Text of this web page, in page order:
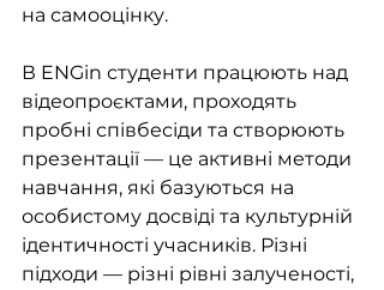
на самооцінку.
В ENGin студенти працюють над
відеопроєктами, проходять
пробні співбесіди та створюють
презентації — це активні методи
навчання, які базуються на
особистому досвіді та культурній
ідентичності учасників. Різні
підходи — різні рівні залученості,